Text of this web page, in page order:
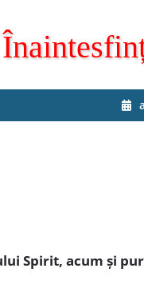
Spirit, acum și